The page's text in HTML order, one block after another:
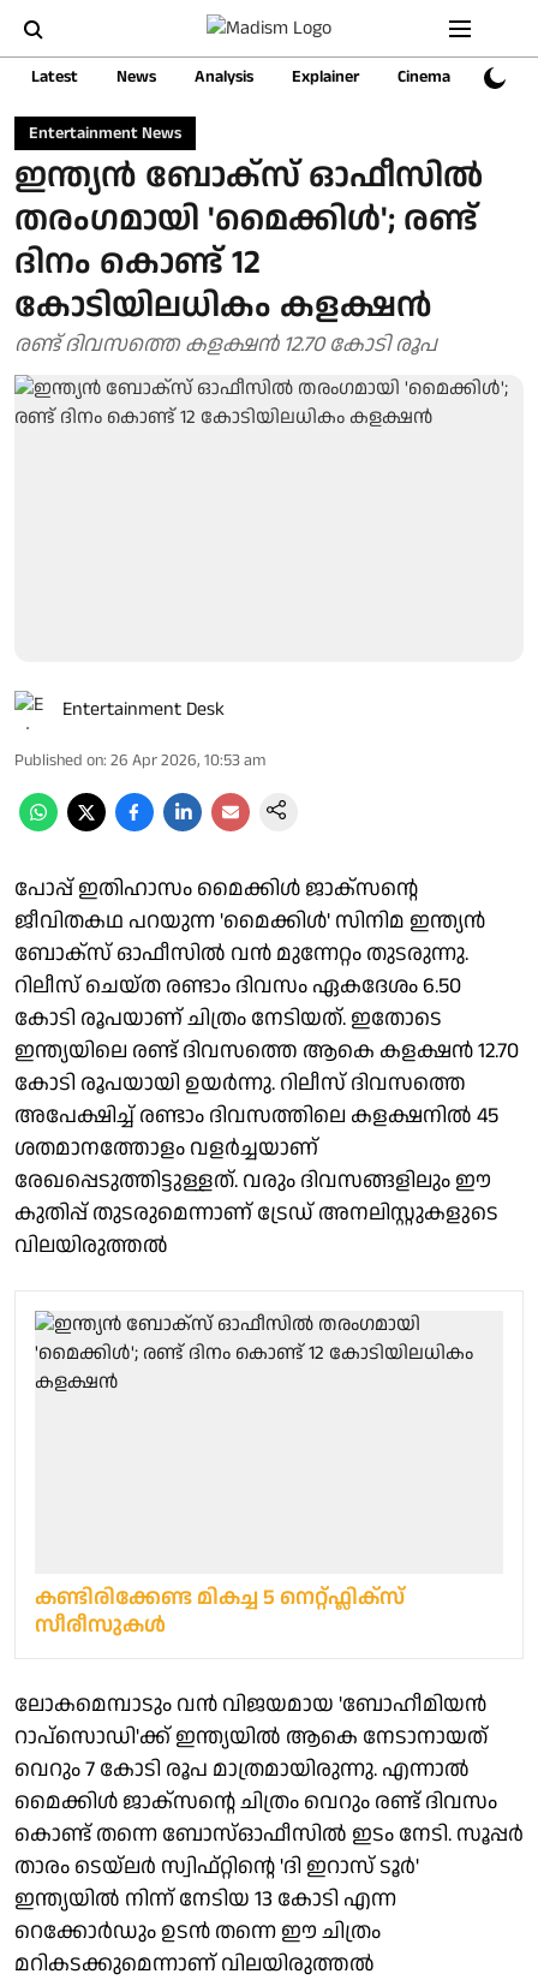
Latest News Analysis Explainer Cinema Sports
Entertainment News
ഇന്ത്യൻ ബോക്സ് ഓഫീസിൽ
തരംഗമായി 'മൈക്കിൾ'; രണ്ട്
ദിനം കൊണ്ട് 12
കോടിയിലധികം കളക്ഷൻ
രണ്ട് ദിവസത്തെ കളക്ഷൻ 12.70 കോടി രൂപ
Entertainment Desk
Published on: 26 Apr 2026, 10:53 am
പോപ്പ് ഇതിഹാസം മൈക്കിൾ ജാക്സന്റെ
ജീവിതകഥ പറയുന്ന 'മൈക്കിൾ' സിനിമ ഇന്ത്യൻ
ബോക്സ് ഓഫീസിൽ വൻ മുന്നേറ്റം തുടരുന്നു.
റിലീസ് ചെയ്ത രണ്ടാം ദിവസം ഏകദേശം 6.50
കോടി രൂപയാണ് ചിത്രം നേടിയത്. ഇതോടെ
ഇന്ത്യയിലെ രണ്ട് ദിവസത്തെ ആകെ കളക്ഷൻ 12.70
കോടി രൂപയായി ഉയർന്നു. റിലീസ് ദിവസത്തെ
അപേക്ഷിച്ച് രണ്ടാം ദിവസത്തിലെ കളക്ഷനിൽ 45
ശതമാനത്തോളം വളർച്ചയാണ്
രേഖപ്പെടുത്തിട്ടുള്ളത്. വരും ദിവസങ്ങളിലും ഈ
കുതിപ്പ് തുടരുമെന്നാണ് ട്രേഡ് അനലിസ്റ്റുകളുടെ
വിലയിരുത്തൽ
കണ്ടിരിക്കേണ്ട മികച്ച 5 നെറ്റ്ഫ്ലിക്സ്
സീരീസുകൾ
ലോകമെമ്പാടും വൻ വിജയമായ 'ബോഹീമിയൻ
റാപ്‌സൊഡി'ക്ക് ഇന്ത്യയിൽ ആകെ നേടാനായത്
വെറും 7 കോടി രൂപ മാത്രമായിരുന്നു. എന്നാൽ
മൈക്കിൾ ജാക്സന്റെ ചിത്രം വെറും രണ്ട് ദിവസം
കൊണ്ട് തന്നെ ബോസ്‌ഓഫീസിൽ ഇടം നേടി. സൂപ്പർ
താരം ടെയ്ലർ സ്വിഫ്റ്റിന്റെ 'ദി ഇറാസ് ടൂർ'
ഇന്ത്യയിൽ നിന്ന് നേടിയ 13 കോടി എന്ന
റെക്കോർഡും ഉടൻ തന്നെ ഈ ചിത്രം
മറികടക്കുമെന്നാണ് വിലയിരുത്തൽ